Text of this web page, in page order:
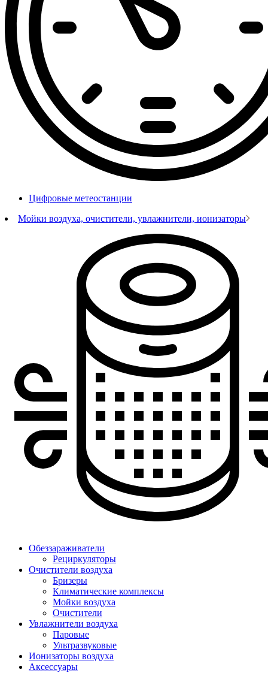
Цифровые метеостанции
Мойки воздуха, очистители, увлажнители, ионизаторы
Обеззараживатели
Рециркуляторы
Очистители воздуха
Бризеры
Климатические комплексы
Мойки воздуха
Очистители
Увлажнители воздуха
Паровые
Ультразвуковые
Ионизаторы воздуха
Аксессуары